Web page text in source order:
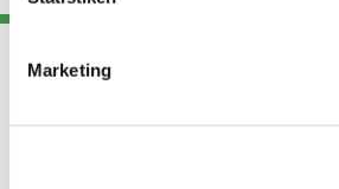
Marketing
Adresse